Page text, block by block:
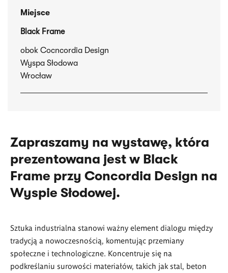
Miejsce
Black Frame
obok Cocncordia Design
Wyspa Słodowa
Wrocław
Zapraszamy na wystawę, która
prezentowana jest w Black
Frame przy Concordia Design na
Wyspie Słodowej.
Sztuka industrialna stanowi ważny element dialogu między
tradycją a nowoczesnością, komentując przemiany
społeczne i technologiczne. Koncentruje się na
podkreślaniu surowości materiałów, takich jak stal, beton